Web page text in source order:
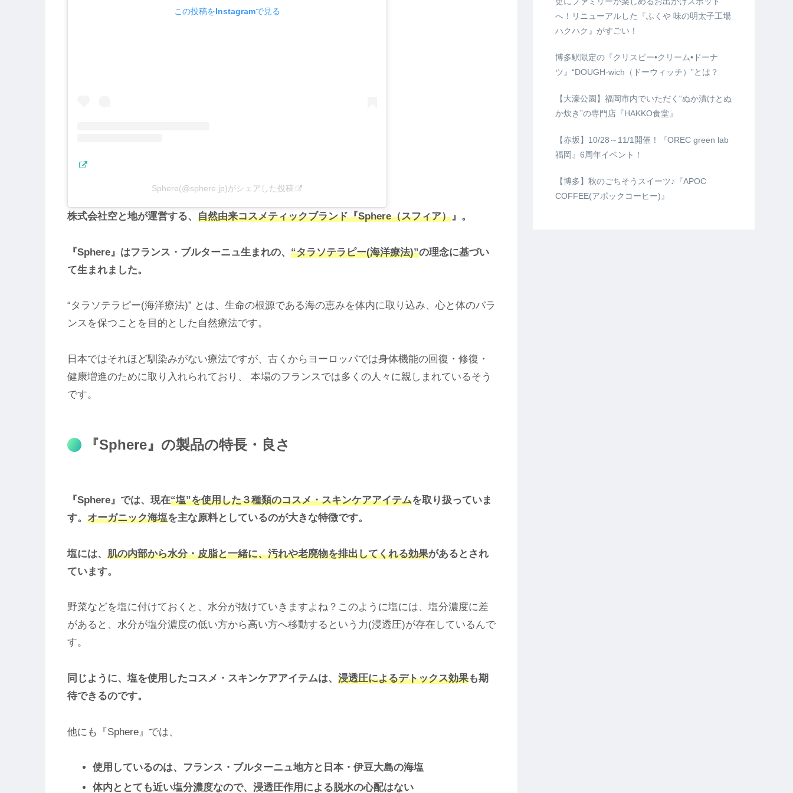
この投稿をInstagramで見る
Sphere(@sphere.jp)がシェアした投稿
株式会社空と地が運営する、 自然由来コスメティックブランド『Sphere（スフィア）』。
『Sphere』はフランス・ブルターニュ生まれの、 “タラソテラピー(海洋療法)”の理念に基づい
て生まれました。
“タラソテラピー(海洋療法)” とは、生命の根源である海の恵みを体内に取り込み、心と体のバラ
ンスを保つことを目的とした自然療法です。
日本ではそれほど馴染みがない療法ですが、古くからヨーロッパでは身体機能の回復・修復・
健康増進のために取り入れられており、 本場のフランスでは多くの人々に親しまれているそう
です。
『Sphere』の製品の特長・良さ
『Sphere』では、現在“塩”を使用した３種類のコスメ・スキンケアアイテムを取り扱っていま
す。 オーガニック海塩を主な原料としているのが大きな特徴です。
塩には、 肌の内部から水分・皮脂と一緒に、汚れや老廃物を排出してくれる効果があるとされ
ています。
野菜などを塩に付けておくと、水分が抜けていきますよね？このように塩には、塩分濃度に差
があると、水分が塩分濃度の低い方から高い方へ移動するという力(浸透圧)が存在しているんで
す。
同じように、塩を使用したコスメ・スキンケアアイテムは、 浸透圧によるデトックス効果も期
待できるのです。
他にも『Sphere』では、
使用しているのは、フランス・ブルターニュ地方と日本・伊豆大島の海塩
体内ととても近い塩分濃度なので、浸透圧作用による脱水の心配はない
へ！リニューアルした『ふくや 味の明太子工場
ハクハク』がすごい！
博多駅限定の『クリスピー•クリーム•ドーナ
ツ』“DOUGH-wich（ドーウィッチ）”とは？
【大濠公園】福岡市内でいただく“ぬか漬けとぬ
か炊き”の専門店『HAKKO食堂』
【赤坂】10/28～11/1開催！『OREC green lab
福岡』6周年イベント！
【博多】秋のごちそうスイーツ♪『APOC
COFFEE(アポックコーヒー)』